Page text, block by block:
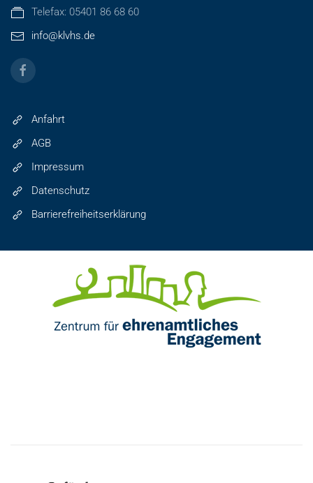
Telefax: 05401 86 68 60
info@klvhs.de
Anfahrt
AGB
Impressum
Datenschutz
Barrierefreiheitserklärung